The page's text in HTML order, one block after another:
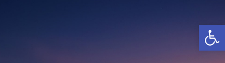
פתח סרגל נגישות
content